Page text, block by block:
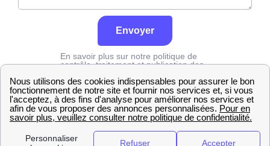
Envoyer
En savoir plus sur notre politique de
contrôle, traitement et publication des
Edf Saône-et-Loire Saillenard